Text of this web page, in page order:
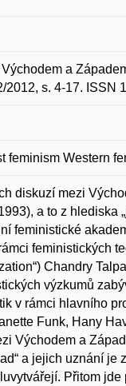
a
2012, s. 4-17. ISSN
feminism Western
diskuzí mezi
a to z hlediska
feministické
feministických
Chandry
výzkumů
v rámci hlavního
Funk, Hany
Východem a
a jejich uznání
Přitom